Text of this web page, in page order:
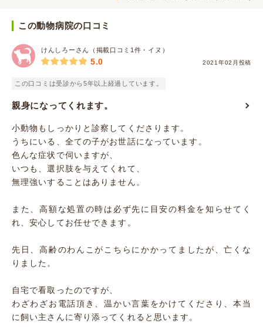
この動物病院の口コミ
けんしろーさん（掲載口コミ1件・イヌ）
2021年02月投稿
5.0
この口コミは受診から5年以上経過しています。
親身になってくれます。
小動物もしっかりと診察してくださります。
うちにいる、全ての子がお世話になっています。
色んな症状で伺いますが、
いつも、選択肢を与えてくれて、
無理強いすることはありません。
また、高額な処置の時は必ず先に目安の料金を知らせてく
れ、安心してお任せできます。
先日、高齢のわんこがこちらにかかってましたが、亡くな
りました。
自宅で看取ったのですが、
わざわざお電話頂き、温かい言葉をかけてくださり、本当
に飼い主さんに寄り添ってくれると思います。